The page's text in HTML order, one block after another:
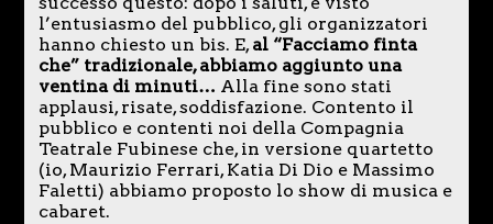
l’entusiasmo del pubblico, gli organizzatori
hanno chiesto un bis. E,al “Facciamo finta
che” tradizionale, abbiamo aggiunto una
ventina di minuti… Alla fine sono stati
applausi, risate, soddisfazione. Contento il
pubblico e contenti noi della Compagnia
Teatrale Fubinese che, in versione quartetto
(io, Maurizio Ferrari, Katia Di Dio e Massimo
Faletti) abbiamo proposto lo show di musica e
cabaret.